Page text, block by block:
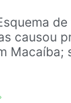
causou
Macaíba;